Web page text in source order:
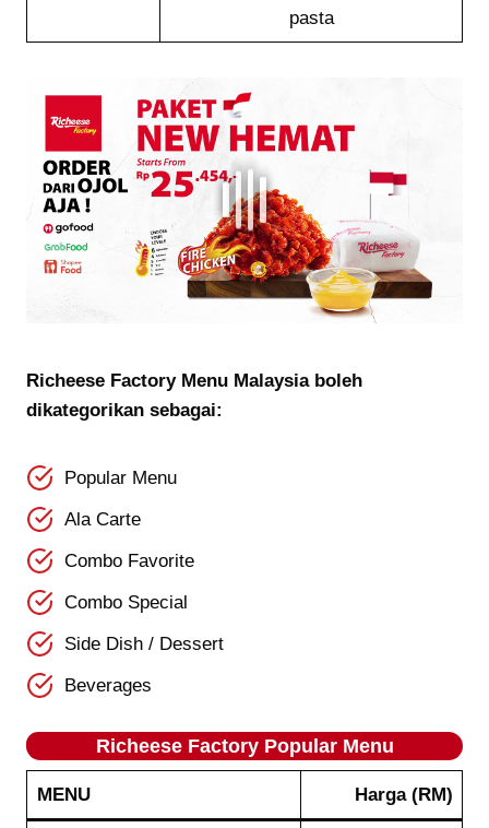
pasta
Richeese Factory Menu Malaysia boleh
dikategorikan sebagai:
Popular Menu
Ala Carte
Combo Favorite
Combo Special
Side Dish / Dessert
Beverages
Richeese Factory Popular Menu
MENU Harga(RM)